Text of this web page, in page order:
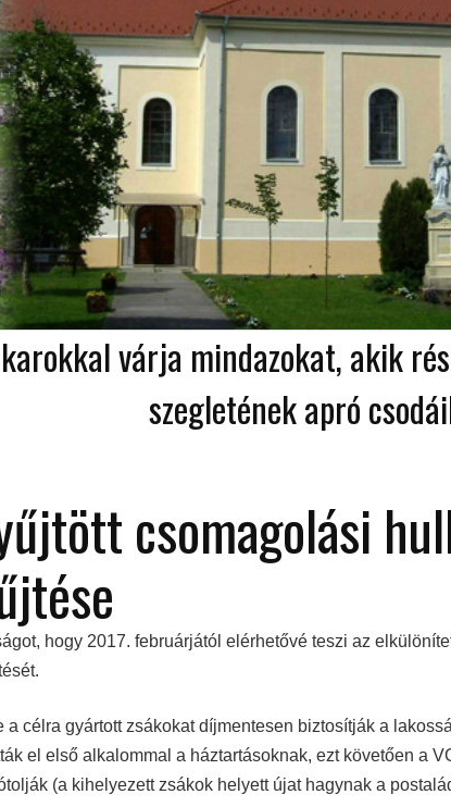
várja mindazokat, akik
szegletének apró
csomagolási
hogy 2017. februárjától elérhetővé teszi az
célra gyártott zsákokat díjmentesen biztosítják a
el első alkalommal a háztartásoknak, ezt követően a
(a kihelyezett zsákok helyett újat hagynak a